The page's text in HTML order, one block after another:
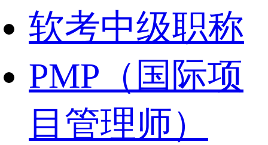
软考中级职称
PMP（国际项
目管理师）